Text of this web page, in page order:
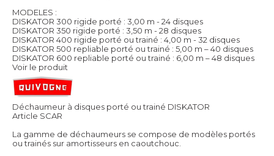
MODELES :
DISKATOR 300 rigide porté : 3,00 m - 24 disques
DISKATOR 350 rigide porté : 3,50 m - 28 disques
DISKATOR 400 rigide porté ou trainé : 4,00 m - 32 disques
DISKATOR 500 repliable porté ou trainé : 5,00 m – 40 disques
DISKATOR 600 repliable porté ou trainé : 6,00 m – 48 disques
Voir le produit
Déchaumeur à disques porté ou trainé DISKATOR
Article SCAR
La gamme de déchaumeurs se compose de modèles portés
ou trainés sur amortisseurs en caoutchouc.